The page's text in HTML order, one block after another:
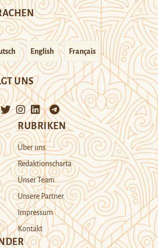
English Français
UNS
RUBRIKEN
Über uns
Redaktionscharta
Unser Team
Unsere Partner
Impressum
Kontakt